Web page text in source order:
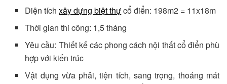
Diện tíchxây dựng biệt thựcổ điển: 198m2 = 11x18m
Thời gian thi công: 1,5 tháng
Yêu cầu: Thiết kế các phong cách nội thất cổ điển phù
hợp với kiến trúc
Vật dụng vừa phải, tiện tích, sang trọng, thoáng mát